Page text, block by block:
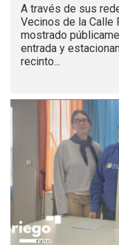
A través de sus
Vecinos de la Calle
mostrado
entrada y
recinto...